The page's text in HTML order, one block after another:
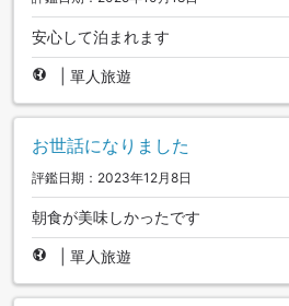
安心して泊まれます
單人旅遊
お世話になりました
評鑑日期：2023年12月8日
朝食が美味しかったです
單人旅遊